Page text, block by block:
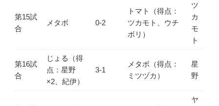
第15試
合
メタボ 0-2
トマト（得点：
ツカモト、ウチ
ボリ）
ツ
カ
モ
ト
第16試
合
じょる（得
点：星野
×2、紀伊）
3-1
メタボ（得点：
ミツヅカ）
星
野
ヤ